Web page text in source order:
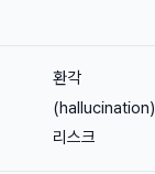
환각
(hallucination)
리스크